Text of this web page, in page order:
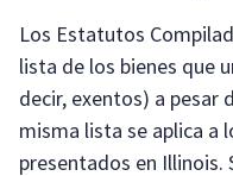
Los Estatutos
lista de los bienes que
decir, exentos) a pesar
misma lista se aplica a
presentados en Illinois.